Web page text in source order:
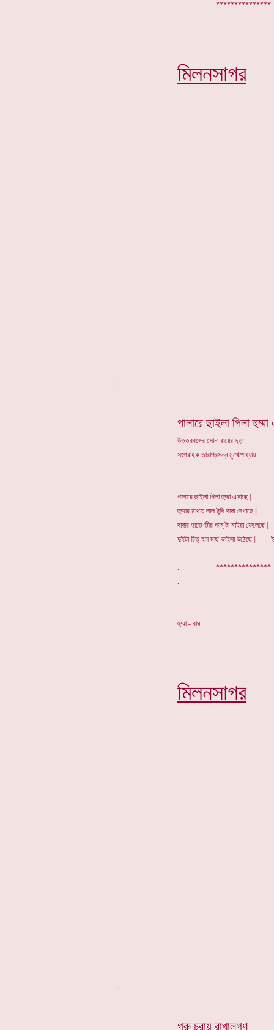
. ***************
মিলনসাগর
পালারে ছাইলা পিলা
উত্তরবঙ্গের সোনা রায়ের ছড়া
সংগ্রাহক তারাপ্রসন্ন মুখোপাধ্যায়
পালারে ছাইলা পিলা হুম্মা এসাছে |
হুম্মার মাথায় লাল টুপি দাদা দেখাছে ||
দাদার হাতে তীর কাম্ টা মাইরা ফেলেছে |
দুইটা চিত্ হল মাছ ভাইসা উঠেছে ||
. ***************
হুম্মা - বাঘ
মিলনসাগর
গরু চরায় রাখালগণ